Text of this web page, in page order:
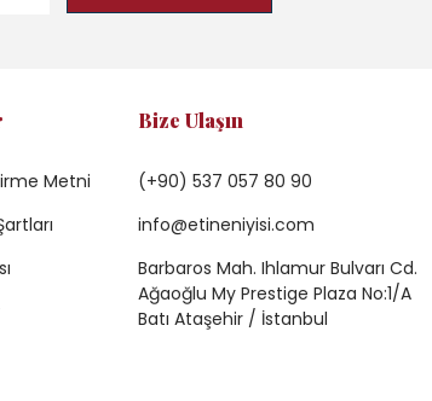
Metni
Bize Ulaşın
(+90) 537 057 80 90
info@etineniyisi.com
Barbaros Mah. Ihlamur Bulvarı Cd.
Ağaoğlu My Prestige Plaza No:1/A
Batı Ataşehir / İstanbul